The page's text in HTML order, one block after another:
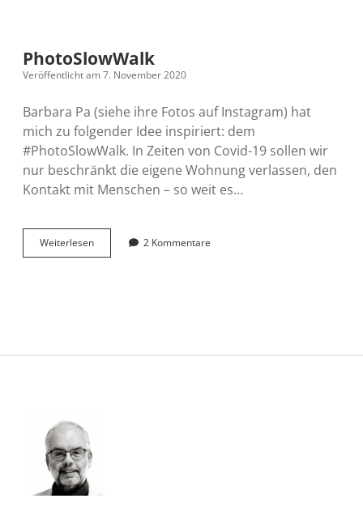
PhotoSlowWalk
Veröffentlicht am 7. November 2020
Barbara Pa (siehe ihre Fotos auf Instagram) hat
mich zu folgender Idee inspiriert: dem
#PhotoSlowWalk. In Zeiten von Covid-19 sollen wir
nur beschränkt die eigene Wohnung verlassen, den
Kontakt mit Menschen – so weit es…
WeiterlesenPhotoSlowWalk2 Kommentare
Sidebar